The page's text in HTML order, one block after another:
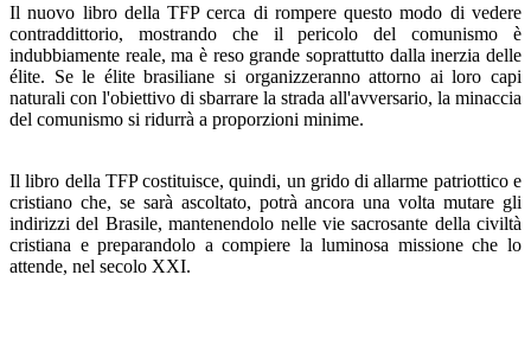
Il nuovo libro della TFP cerca di rompere questo modo di vedere
contraddittorio, mostrando che il pericolo del comu­nismo è
indubbiamente reale, ma è reso grande soprattutto dalla inerzia delle
élite. Se le élite brasiliane si organizzeran­no attorno ai loro capi
naturali con l'obiettivo di sbarrare la strada all'avversario, la minaccia
del comunismo si ridurrà a proporzioni minime.
Il libro della TFP costituisce, quindi, un grido di allarme patriottico e
cristiano che, se sarà ascoltato, potrà ancora una volta mutare gli
indirizzi del Brasile, mantenendolo nel­le vie sacrosante della civiltà
cristiana e preparandolo a compiere la luminosa missione che lo
attende, nel secolo XXI.